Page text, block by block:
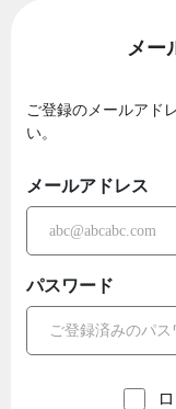
メー
ご登録のメールアド
い。
メールアドレス
パスワード